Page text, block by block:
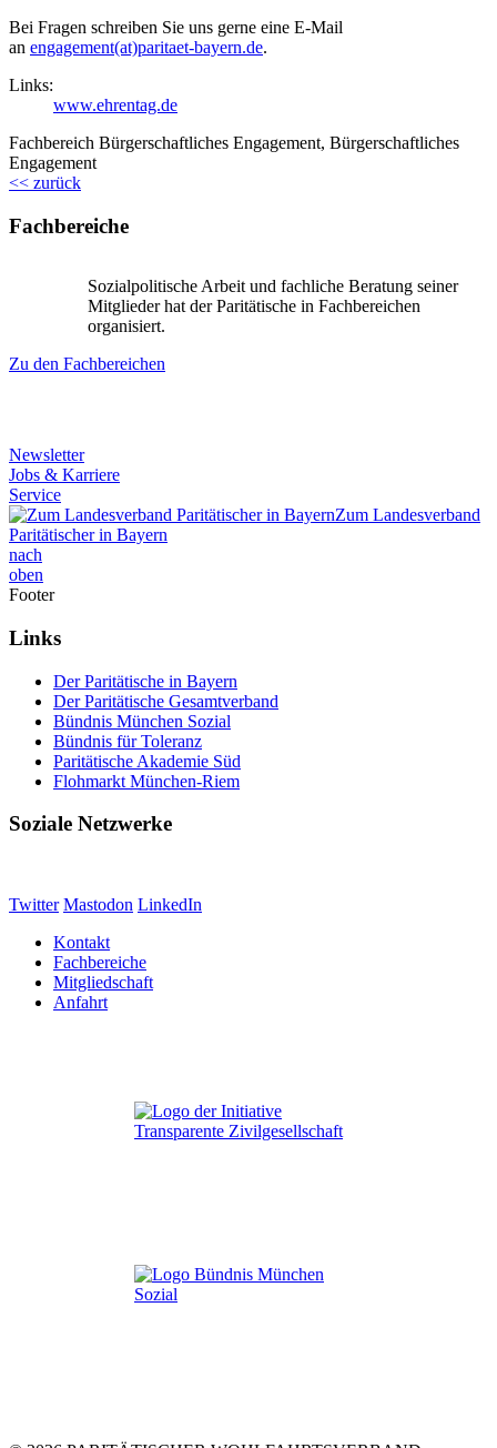
Bei Fragen schreiben Sie uns gerne eine E-Mail
an engagement(at)paritaet-bayern.de.
Links:
www.ehrentag.de
Fachbereich Bürgerschaftliches Engagement, Bürgerschaftliches
Engagement
<< zurück
Fachbereiche
Sozialpolitische Arbeit und fachliche Beratung seiner
Mitglieder hat der Paritätische in Fachbereichen
organisiert.
Zu den Fachbereichen
Newsletter
Jobs & Karriere
Service
Zum Landesverband
Paritätischer in Bayern
nach
oben
Footer
Links
Der Paritätische in Bayern
Der Paritätische Gesamtverband
Bündnis München Sozial
Bündnis für Toleranz
Paritätische Akademie Süd
Flohmarkt München-Riem
Soziale Netzwerke
Twitter Mastodon LinkedIn
Kontakt
Fachbereiche
Mitgliedschaft
Anfahrt